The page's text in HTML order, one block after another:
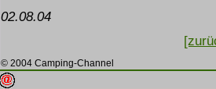
02.08.04
© 2004 Camping-Channel